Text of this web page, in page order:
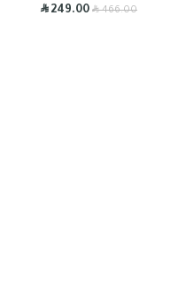
R466.00
R249.00